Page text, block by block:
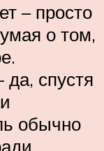
– просто
о том,
да, спустя
обычно